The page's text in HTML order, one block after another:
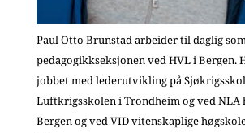
Paul Otto Brunstad arbeider til daglig
pedagogikkseksjonen ved HVL i Bergen.
jobbet med lederutvikling på
Luftkrigsskolen i Trondheim og ved NLA
Bergen og ved VID vitenskaplige